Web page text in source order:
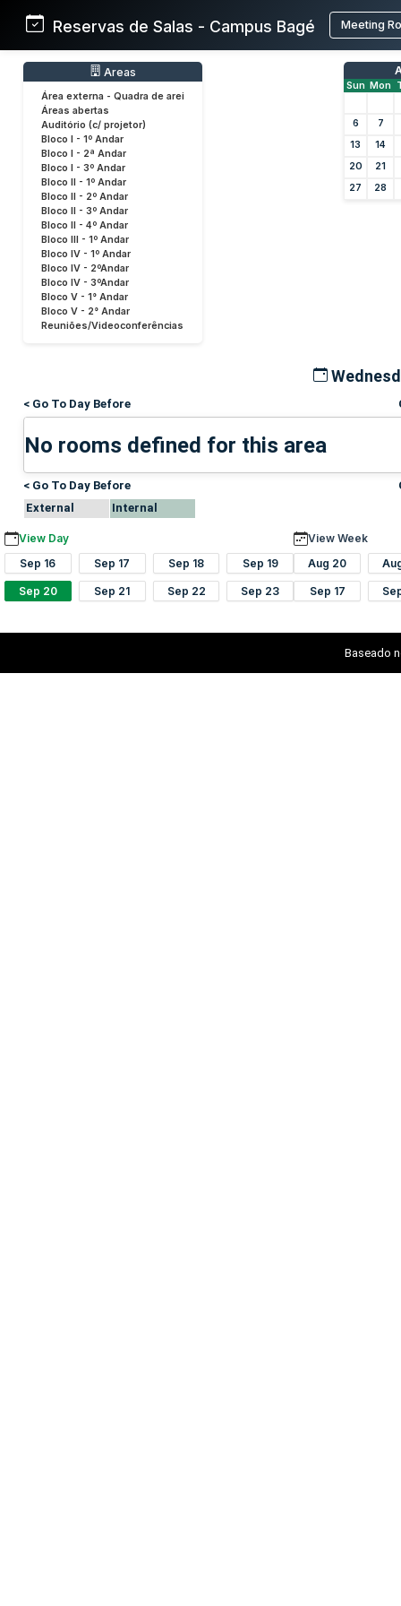
Reservas de Salas - Campus Bagé Meeting
Areas
Área externa - Quadra de arei
Áreas abertas
Auditório (c/ projetor)
Bloco I - 1º Andar
Bloco I - 2ª Andar
Bloco I - 3º Andar
Bloco II - 1º Andar
Bloco II - 2º Andar
Bloco II - 3º Andar
Bloco II - 4º Andar
Bloco III - 1º Andar
Bloco IV - 1º Andar
Bloco IV - 2ºAndar
Bloco IV - 3ºAndar
Bloco V - 1° Andar
Bloco V - 2° Andar
Reuniões/Videoconferências
Sun Mon
6
7
13
14
20
21
27
28
< Go To Day Before
No rooms defined for this area
< Go To Day Before
External
Internal
View Day
Sep 16
Sep 17 Sep 18 Sep 19
Sep 20 Sep 21 Sep 22 Sep 23
View Week
Aug 20
Sep 17
Baseado